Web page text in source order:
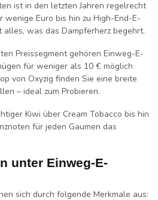
ist in den letzten Jahren regelrecht
wenige Euro bis hin zu High-End-E-
was das Dampferherz begehrt.
Preissegment gehören Einweg-E-
für weniger als 10 € möglich
von Oxyzig finden Sie eine breite
– ideal zum Probieren.
Kiwi über Cream Tobacco bis hin
für jeden Gaumen das
unter Einweg-E-
sich durch folgende Merkmale aus: